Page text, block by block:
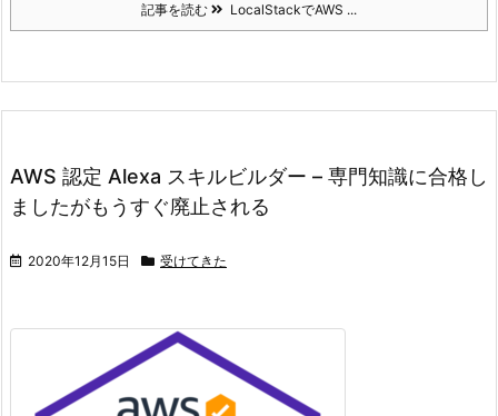
記事を読む LocalStackでAWS ...
AWS 認定 Alexa スキルビルダー – 専門知識に合格し
ましたがもうすぐ廃止される
2020年12月15日 受けてきた